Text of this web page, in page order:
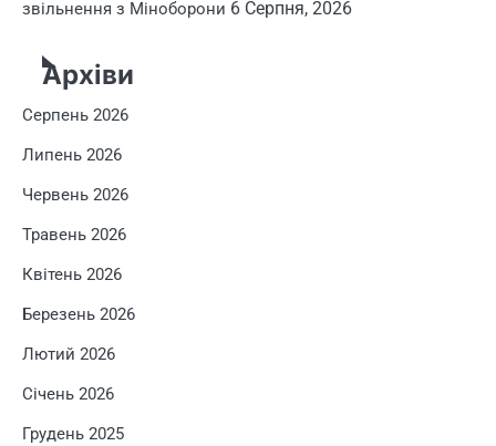
звільнення з Міноборони 6 Серпня, 2026
Архіви
Серпень 2026
Липень 2026
Червень 2026
Травень 2026
Квітень 2026
Березень 2026
Лютий 2026
Січень 2026
Грудень 2025